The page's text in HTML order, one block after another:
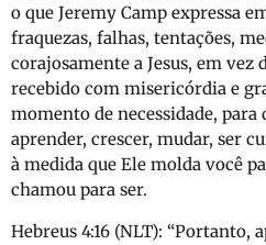
o que Jeremy Camp expressa
fraquezas, falhas, tentações,
corajosamente a Jesus, em vez
recebido com misericórdia e
momento de necessidade, para
aprender, crescer, mudar, ser
à medida que Ele molda você
chamou para ser.
Hebreus 4:16 (NLT):